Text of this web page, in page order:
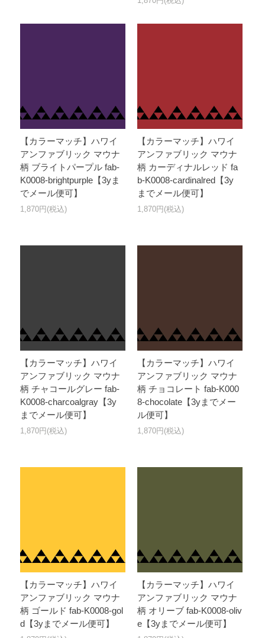
【カラーマッチ】ハワイ
アンファブリック マウナ
柄 ブライトパープル fab-
K0008-brightpurple【3yま
でメール便可】
1,870円(税込)
【カラーマッチ】ハワイ
アンファブリック マウナ
柄 カーディナルレッド fa
b-K0008-cardinalred【3y
までメール便可】
1,870円(税込)
【カラーマッチ】ハワイ
アンファブリック マウナ
柄 チャコールグレー fab-
K0008-charcoalgray【3y
までメール便可】
1,870円(税込)
【カラーマッチ】ハワイ
アンファブリック マウナ
柄 チョコレート fab-K000
8-chocolate【3yまでメー
ル便可】
1,870円(税込)
【カラーマッチ】ハワイ
アンファブリック マウナ
柄 ゴールド fab-K0008-gol
d【3yまでメール便可】
【カラーマッチ】ハワイ
アンファブリック マウナ
柄 オリーブ fab-K0008-oliv
e【3yまでメール便可】